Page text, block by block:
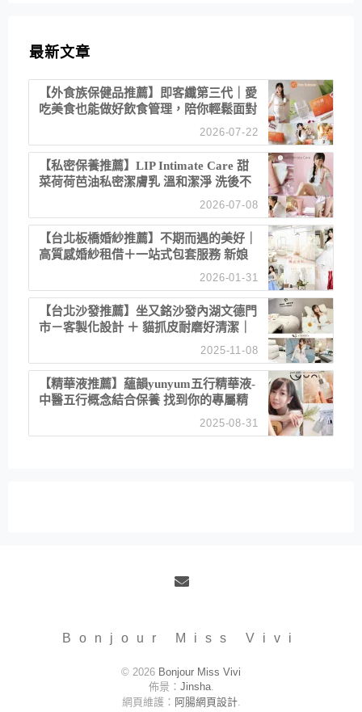
最新文章
【外食族保健品推薦】即客纖第三代｜愛
吃美食也能做好飲食管理，陪你輕鬆面對
2026-07-22
【私密保養推薦】LIP Intimate Care 甜
菜荷荷芭油私密潔膚乳 溫和潔淨 洗後不
2026-07-08
【台北板橋婚紗推薦】不期而遇的美好｜
高質感婚紗租借＋一站式包套服務 新娘
2026-01-31
【台北沙發推薦】坐又銘沙發內湖文德門
市－客製化設計 ＋ 貓抓皮耐磨好清潔｜
直營直銷、價格透明 高CP值打造夢想
居家風格
2025-11-08
【精華液推薦】蘊韻yunyum五行精華液-
中醫五行概念結合保養 找到你的專屬精
華！ 水㊀土㊀就選「潤・賦精華」維持
肌膚剛剛好的平衡
2025-08-31
Bonjour Miss Vivi
© 2026 Bonjour Miss Vivi
佈景： Jinsha.
網頁維護： 阿腸網頁設計.